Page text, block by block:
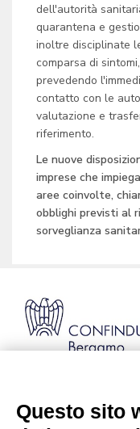
dell'autorità
quarantena e
inoltre disciplinate
comparsa di
prevedendo
contatto con le
valutazione e
riferimento.
Le nuove
imprese che
aree coinvolte,
obblighi previsti al
sorveglianza
Codice Fiscale:
Questo sito